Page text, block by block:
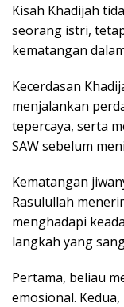
Kisah Khadijah
seorang istri,
kematangan
Kecerdasan
menjalankan
tepercaya, serta
SAW sebelum
Kematangan
Rasulullah
menghadapi
langkah yang
Pertama, beliau
emosional.